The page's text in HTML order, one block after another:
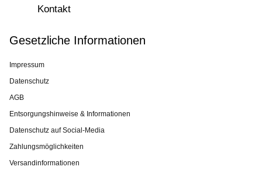
Kontakt
Gesetzliche Informationen
Impressum
Datenschutz
AGB
Entsorgungshinweise & Informationen
Datenschutz auf Social-Media
Zahlungsmöglichkeiten
Versandinformationen